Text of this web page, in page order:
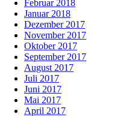
Februar 2018
Januar 2018
Dezember 2017
November 2017
Oktober 2017
September 2017
August 2017
Juli 2017
Juni 2017
Mai 2017
April 2017